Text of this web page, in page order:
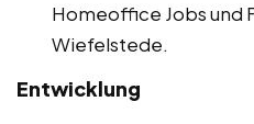
Homeoffice Jobs und
Wiefelstede.
Entwicklung